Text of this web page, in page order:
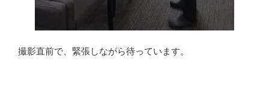
撮影直前で、緊張しながら待っています。